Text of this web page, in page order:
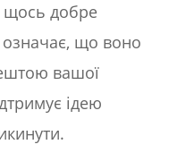
щось добре
означає, що воно
вашої
ідею